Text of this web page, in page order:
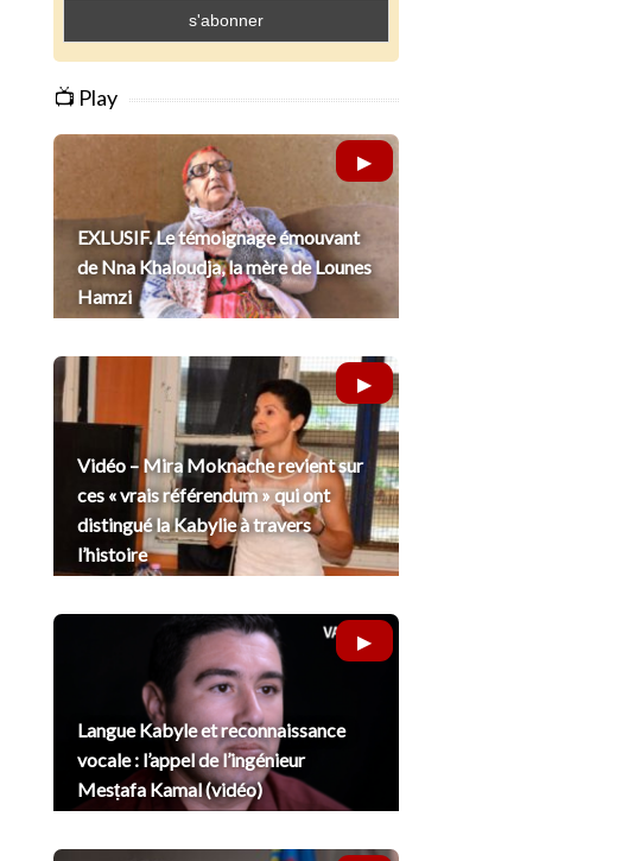
📺 Play
EXLUSIF. Le témoignage émouvant
de Nna Khaloudja, la mère de Lounes
Hamzi
Vidéo – Mira Moknache revient sur
ces « vrais référendum » qui ont
distingué la Kabylie à travers
l’histoire
Langue Kabyle et reconnaissance
vocale : l’appel de l’ingénieur
Mesṭafa Kamal (vidéo)